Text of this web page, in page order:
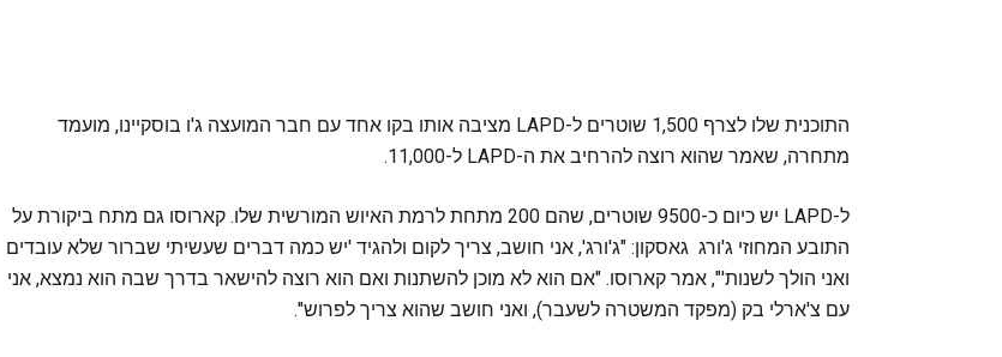
התוכנית שלו לצרף 1,500 שוטרים ל-LAPD מציבה אותו בקו אחד עם חבר המועצה ג'ו בוסקיינו, מועמד
מתחרה, שאמר שהוא רוצה להרחיב את ה-LAPD ל-11,000.
ל-LAPD יש כיום כ-9500 שוטרים, שהם 200 מתחת לרמת האיוש המורשית שלו. קארוסו גם מתח ביקורת על
התובע המחוזי ג'ורג גאסקון: "ג'ורג', אני חושב, צריך לקום ולהגיד 'יש כמה דברים שעשיתי שברור שלא עובדים
ואני הולך לשנות'", אמר קארוסו. "אם הוא לא מוכן להשתנות ואם הוא רוצה להישאר בדרך שבה הוא נמצא, אני
עם צ'ארלי בק (מפקד המשטרה לשעבר), ואני חושב שהוא צריך לפרוש".